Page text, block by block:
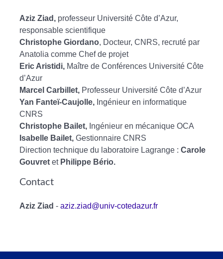
Aziz Ziad, professeur Université Côte d’Azur,
responsable scientifique
Christophe Giordano, Docteur, CNRS, recruté par
Anatolia comme Chef de projet
Eric Aristidi, Maître de Conférences Université Côte
d’Azur
Marcel Carbillet, Professeur Université Côte d’Azur
Yan Fanteï-Caujolle, Ingénieur en informatique
CNRS
Christophe Bailet, Ingénieur en mécanique OCA
Isabelle Bailet, Gestionnaire CNRS
Direction technique du laboratoire Lagrange : Carole
Gouvret et Philippe Bério.
Contact
Aziz Ziad - aziz.ziad@univ-cotedazur.fr